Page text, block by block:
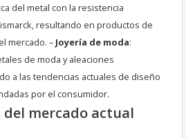
del metal con la resistencia
resultando en productos de
mercado. – Joyería de moda:
de moda y aleaciones
a las tendencias actuales de diseño
por el consumidor.
del mercado actual